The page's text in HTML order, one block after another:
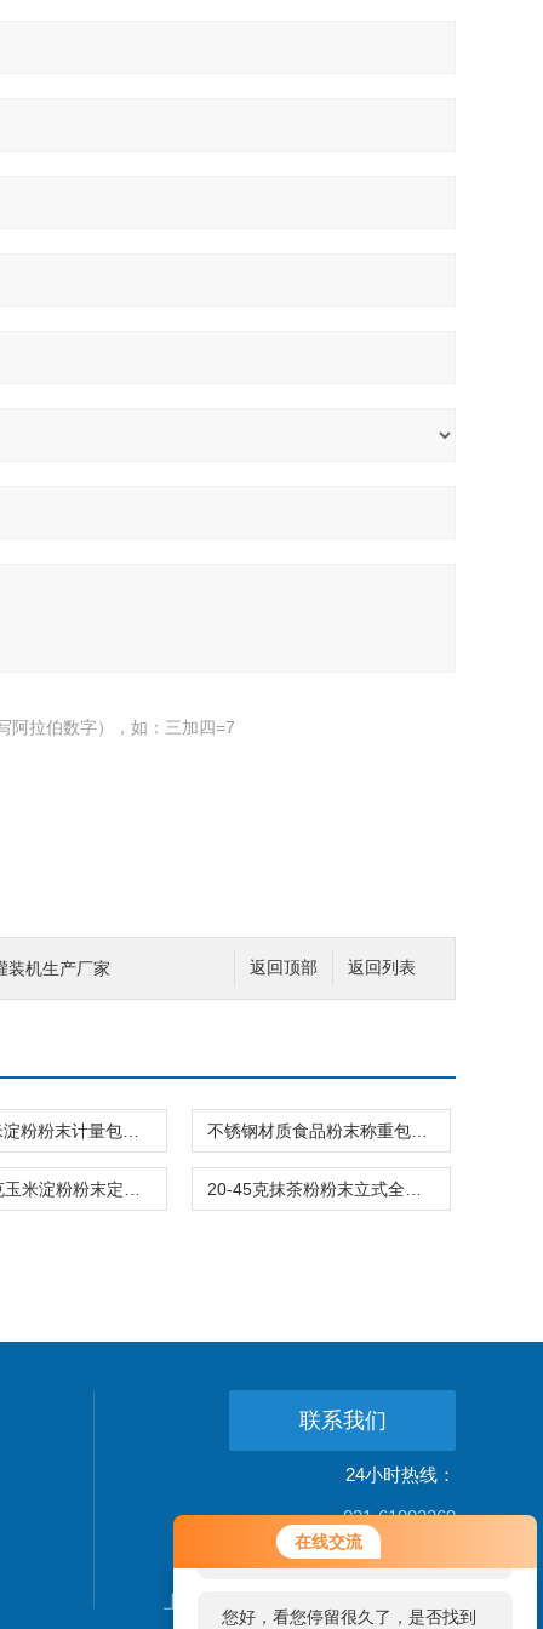
在线交流
您好！欢迎前来咨询，很高兴为您
服务，请问您要咨询什么问题呢？
您好，看您停留很久了，是否找到
阿拉伯数字），如：三加四=7
返回列表
返回顶部
装机生产厂家
联系我们
24小时热线：
021-61993269
公司地址：